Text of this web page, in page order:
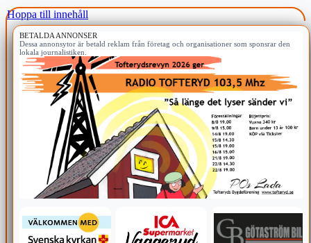
Hoppa till innehåll
BETALDA ANNONSER
Dessa annonsytor är betald reklam från företag och organisationer som sponsrar den
lokala journalistiken.